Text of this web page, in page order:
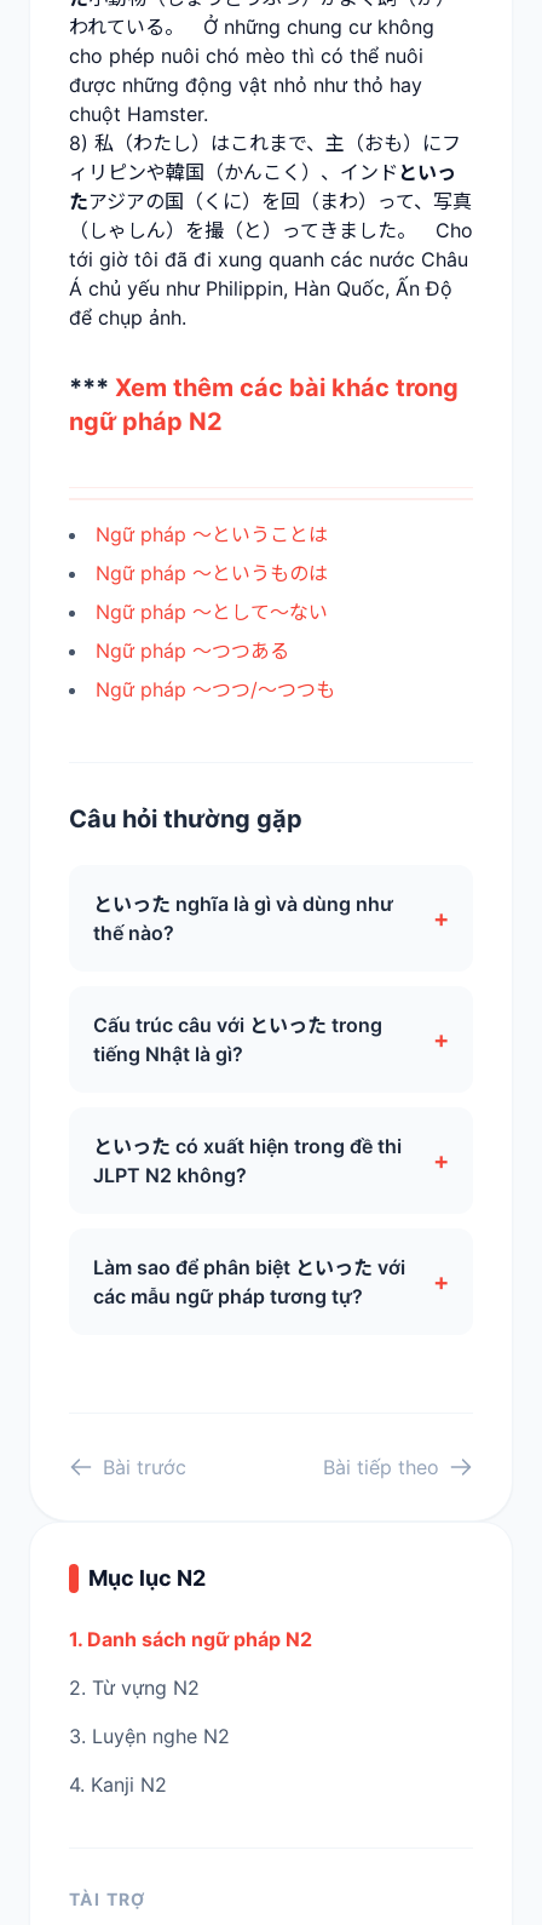
われている。 Ở những chung cư không
cho phép nuôi chó mèo thì có thể nuôi
được những động vật nhỏ như thỏ hay
chuột Hamster.
8) 私（わたし）はこれまで、主（おも）にフ
ィリピンや韓国（かんこく）、インド といっ
たアジアの国（くに）を回（まわ）って、写真
（しゃしん）を撮（と）ってきました。 Cho
tới giờ tôi đã đi xung quanh các nước Châu
Á chủ yếu như Philippin, Hàn Quốc, Ấn Độ
để chụp ảnh.
*** Xem thêm các bài khác trong
ngữ pháp N2
Ngữ pháp ～ということは
Ngữ pháp ～というものは
Ngữ pháp ～として～ない
Ngữ pháp ～つつある
Ngữ pháp ～つつ/～つつも
Câu hỏi thường gặp
といった nghĩa là gì và dùng như
thế nào?
+
Cấu trúc câu với といった trong
tiếng Nhật là gì?
+
といった có xuất hiện trong đề thi
JLPT N2 không?
+
Làm sao để phân biệt といった với
các mẫu ngữ pháp tương tự?
+
Bài trước Bài tiếp theo
Mục lục N2
1. Danh sách ngữ pháp N2
2. Từ vựng N2
3. Luyện nghe N2
4. Kanji N2
TÀI TRỢ